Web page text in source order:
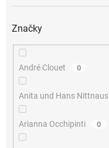
Značky
André Clouet 0
Anita und Hans Nittnaus
Arianna Occhipinti 0